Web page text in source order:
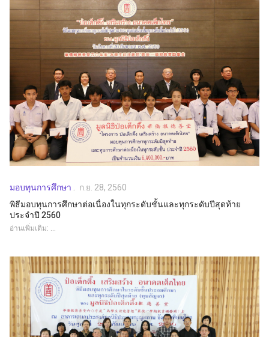
มอบทุนการศึกษา
ก.ย. 28, 2560
พิธีมอบทุนการศึกษาต่อเนื่องในทุกระดับชั้นและทุกระดับปีสุดท้าย
ประจำปี 2560
อ่านเพิ่มเติม: ...